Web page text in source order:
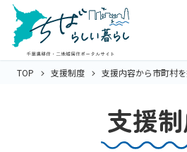
TOP 支援制度 支援内容から市町村
支援